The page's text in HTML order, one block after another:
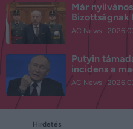
Már
AC News
Putyin
incidens a
AC News
Hirdetés